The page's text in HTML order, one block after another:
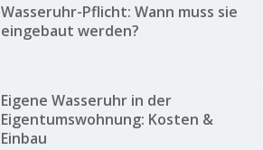
Wasseruhr-Pflicht: Wann muss sie
eingebaut werden?
Eigene Wasseruhr in der
Eigentumswohnung: Kosten &
Einbau